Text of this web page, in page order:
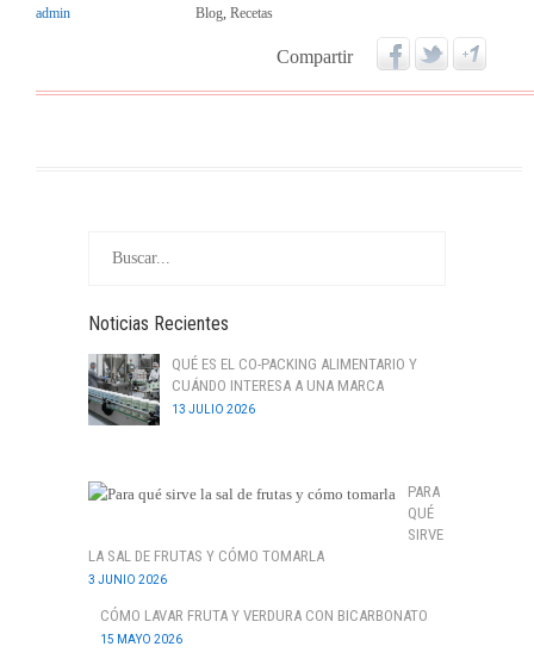
admin
Blog, Recetas
Compartir
Noticias Recientes
QUÉ ES EL CO-PACKING ALIMENTARIO Y
CUÁNDO INTERESA A UNA MARCA
13 JULIO 2026
PARA
QUÉ
SIRVE
LA SAL DE FRUTAS Y CÓMO TOMARLA
3 JUNIO 2026
CÓMO LAVAR FRUTA Y VERDURA CON BICARBONATO
15 MAYO 2026